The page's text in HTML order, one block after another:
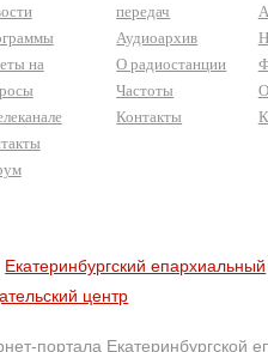
на
передач
Аудиоархив
О радиостанции
Частоты
Контакты
Екатеринбургский епархиальный
центр
портала Екатеринбургской